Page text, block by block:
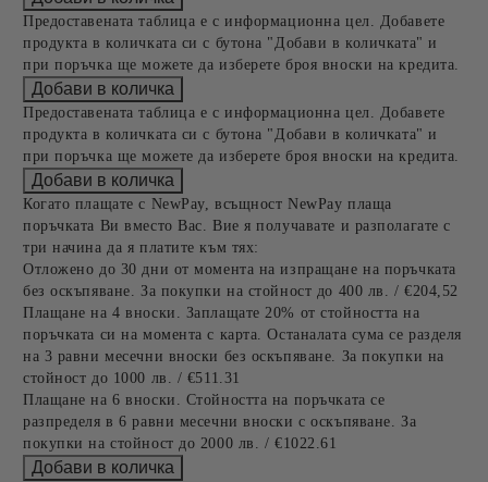
Предоставената таблица е с информационна цел. Добавете
продукта в количката си с бутона "Добави в количката" и
при поръчка ще можете да изберете броя вноски на кредита.
Предоставената таблица е с информационна цел. Добавете
продукта в количката си с бутона "Добави в количката" и
при поръчка ще можете да изберете броя вноски на кредита.
Когато плащате с NewPay, всъщност NewPay плаща
поръчката Ви вместо Вас. Вие я получавате и разполагате с
три начина да я платите към тях:
Отложено до 30 дни от момента на изпращане на поръчката
без оскъпяване. За покупки на стойност до 400 лв. / €204,52
Плащане на 4 вноски. Заплащате 20% от стойността на
поръчката си на момента с карта. Останалата сума се разделя
на 3 равни месечни вноски без оскъпяване. За покупки на
стойност до 1000 лв. / €511.31
Плащане на 6 вноски. Стойността на поръчката се
разпределя в 6 равни месечни вноски с оскъпяване. За
покупки на стойност до 2000 лв. / €1022.61